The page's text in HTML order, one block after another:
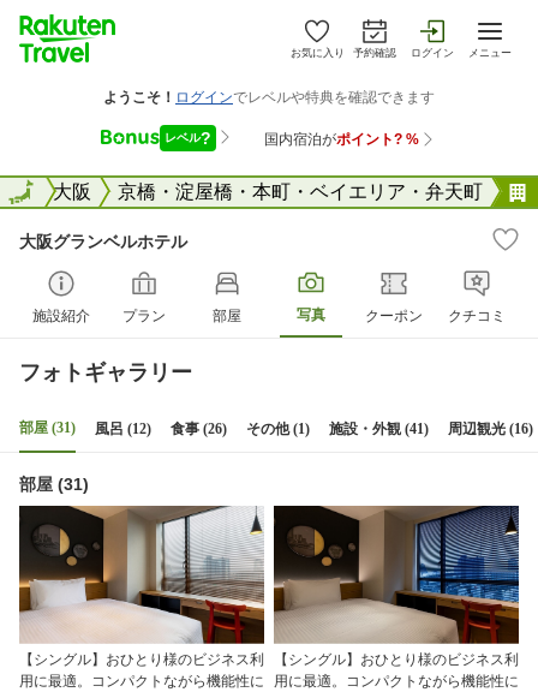
お気に入り 予約確認 ログイン メニュー
府 大阪 京橋・淀屋橋・本町・ベイエリア・弁天町
全国
大阪グランベルホテル
施設紹介 プラン 部屋 写真 クーポン クチコミ
フォトギャラリー
部屋 (31) 風呂 (12) 食事 (26) その他 (1) 施設・外観 (41) 周辺観光 (16)
部屋 (31)
【シングル】おひとり様のビジネス利
用に最適。コンパクトながら機能性に
【シングル】おひとり様のビジネス利
用に最適。コンパクトながら機能性に